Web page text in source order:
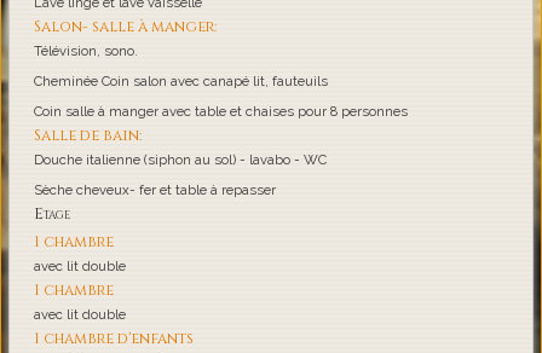
Salon- salle à manger:
Télévision, sono.
Cheminée Coin salon avec canapé lit, fauteuils
Coin salle à manger avec table et chaises pour 8 personnes
Salle de bain:
Douche italienne (siphon au sol) - lavabo - WC
Sèche cheveux- fer et table à repasser
Etage
1 chambre
avec lit double
1 chambre
avec lit double
1 chambre d'enfants